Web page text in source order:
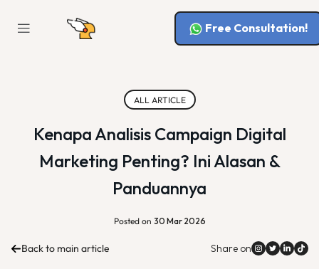
Free Consultation!
ALL ARTICLE
Kenapa Analisis Campaign Digital
Marketing Penting? Ini Alasan &
Panduannya
Posted on 30 Mar 2026
Back to main article Share on